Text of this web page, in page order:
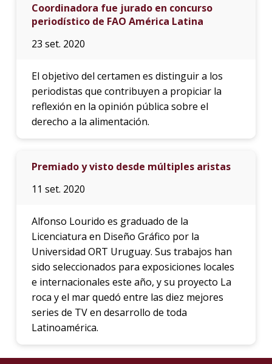
Coordinadora fue jurado en concurso
periodístico de FAO América Latina
23 set. 2020
El objetivo del certamen es distinguir a los
periodistas que contribuyen a propiciar la
reflexión en la opinión pública sobre el
derecho a la alimentación.
Premiado y visto desde múltiples aristas
11 set. 2020
Alfonso Lourido es graduado de la
Licenciatura en Diseño Gráfico por la
Universidad ORT Uruguay. Sus trabajos han
sido seleccionados para exposiciones locales
e internacionales este año, y su proyecto La
roca y el mar quedó entre las diez mejores
series de TV en desarrollo de toda
Latinoamérica.